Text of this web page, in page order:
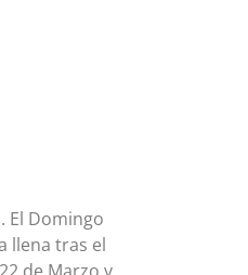
El Domingo
llena tras el